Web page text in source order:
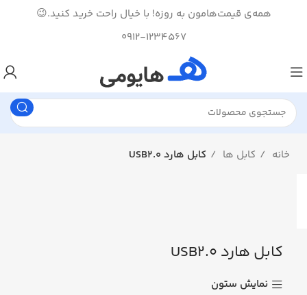
همه‌ی قیمت‌هامون به روزه! با خیال راحت خرید کنید.😉
0912-1234567
خانه کابل ها کابل هارد USB2.0
کابل هارد USB2.0
نمایش ستون